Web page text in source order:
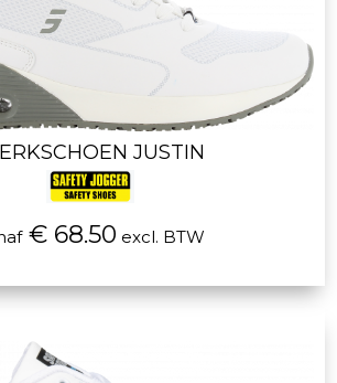
JUSTIN
€ 68.50 excl. BTW